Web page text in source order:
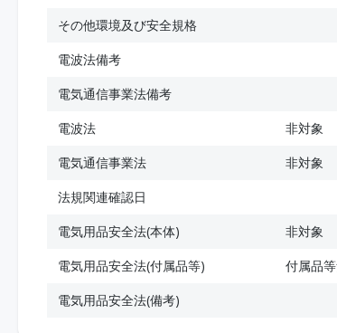
その他環境及び安全規格
電波法備考
電気通信事業法備考
電波法
非対象
電気通信事業法
非対象
法規関連確認日
電気用品安全法(本体)
非対象
電気用品安全法(付属品等)
付属品
電気用品安全法(備考)